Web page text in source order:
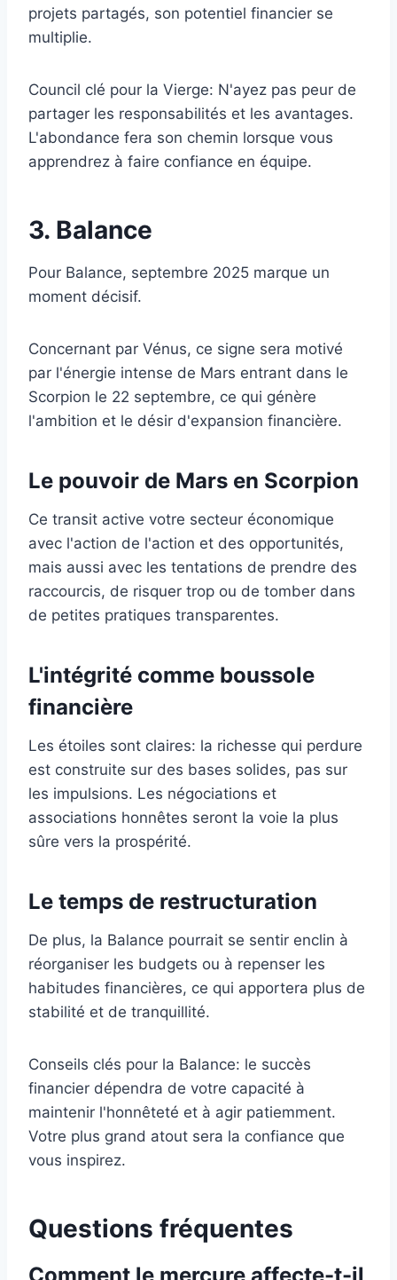
projets partagés, son potentiel financier se
multiplie.
Council clé pour la Vierge: N'ayez pas peur de
partager les responsabilités et les avantages.
L'abondance fera son chemin lorsque vous
apprendrez à faire confiance en équipe.
3. Balance
Pour Balance, septembre 2025 marque un
moment décisif.
Concernant par Vénus, ce signe sera motivé
par l'énergie intense de Mars entrant dans le
Scorpion le 22 septembre, ce qui génère
l'ambition et le désir d'expansion financière.
Le pouvoir de Mars en Scorpion
Ce transit active votre secteur économique
avec l'action de l'action et des opportunités,
mais aussi avec les tentations de prendre des
raccourcis, de risquer trop ou de tomber dans
de petites pratiques transparentes.
L'intégrité comme boussole
financière
Les étoiles sont claires: la richesse qui perdure
est construite sur des bases solides, pas sur
les impulsions. Les négociations et
associations honnêtes seront la voie la plus
sûre vers la prospérité.
Le temps de restructuration
De plus, la Balance pourrait se sentir enclin à
réorganiser les budgets ou à repenser les
habitudes financières, ce qui apportera plus de
stabilité et de tranquillité.
Conseils clés pour la Balance: le succès
financier dépendra de votre capacité à
maintenir l'honnêteté et à agir patiemment.
Votre plus grand atout sera la confiance que
vous inspirez.
Questions fréquentes